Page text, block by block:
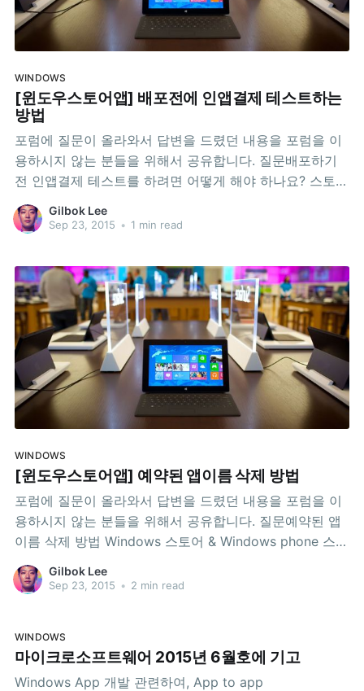
WINDOWS
[윈도우스토어앱] 배포전에 인앱결제 테스트하는
방법
포럼에 질문이 올라와서 답변을 드렸던 내용을 포럼을 이
용하시지 않는 분들을 위해서 공유합니다. 질문배포하기
전 인앱결제 테스트를 하려면 어떻게 해야 하나요? 스토어
앱을 배포하기 전에 인앱결제 테스트를 먼저 하고 싶은데
요, 아이템을 구매하려고 하면 "앱을 사용할 수 없음" "죄
스"
Gilbok Lee
Sep 23, 2015 • 1 min read
WINDOWS
[윈도우스토어앱] 예약된 앱이름 삭제 방법
포럼에 질문이 올라와서 답변을 드렸던 내용을 포럼을 이
용하시지 않는 분들을 위해서 공유합니다. 질문예약된 앱
이름 삭제 방법 Windows 스토어 & Windows phone 스토
어에 예약된 앱 이름 삭제가 가능한가요? 혹시 임의대로
삭제할 수 있는 방법이 있다면 부탁을 드립니다. 답변안녕
앱
Gilbok Lee
Sep 23, 2015 • 2 min read
WINDOWS
마이크로소프트웨어 2015년 6월호에 기고
Windows App 개발 관련하여, App to app